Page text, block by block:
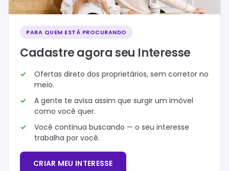
PARA QUEM ESTÁ PROCURANDO
Cadastre agora seu Interesse
Ofertas direto dos proprietários, sem corretor no
meio.
A gente te avisa assim que surgir um imóvel
como você quer.
Você continua buscando — o seu interesse
trabalha por você.
CRIAR MEU INTERESSE